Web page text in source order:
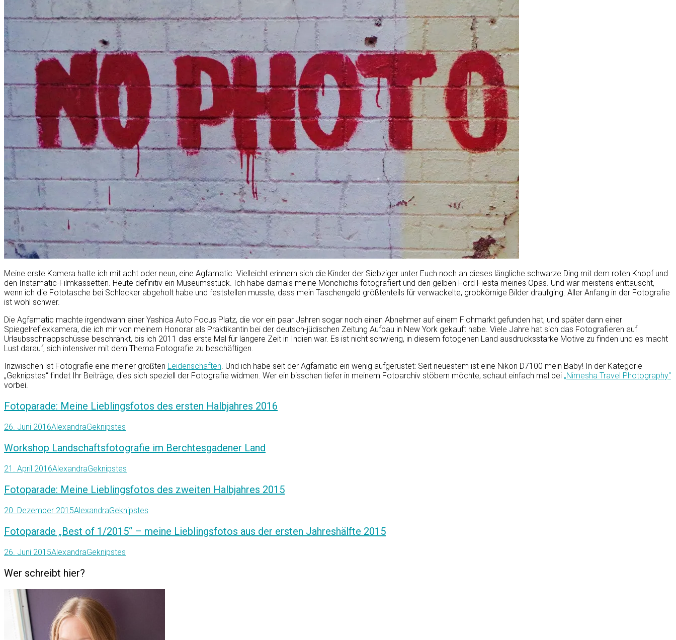
Meine erste Kamera hatte ich mit acht oder neun, eine Agfamatic. Vielleicht erinnern sich die Kinder der Siebziger unter Euch noch an dieses längliche schwarze Ding mit dem roten Knopf und
den Instamatic-Filmkassetten. Heute definitiv ein Museumsstück. Ich habe damals meine Monchichis fotografiert und den gelben Ford Fiesta meines Opas. Und war meistens enttäuscht,
wenn ich die Fototasche bei Schlecker abgeholt habe und feststellen musste, dass mein Taschengeld größtenteils für verwackelte, grobkörnige Bilder draufging. Aller Anfang in der Fotografie
ist wohl schwer.
Die Agfamatic machte irgendwann einer Yashica Auto Focus Platz, die vor ein paar Jahren sogar noch einen Abnehmer auf einem Flohmarkt gefunden hat, und später dann einer
Spiegelreflexkamera, die ich mir von meinem Honorar als Praktikantin bei der deutsch-jüdischen Zeitung Aufbau in New York gekauft habe. Viele Jahre hat sich das Fotografieren auf
Urlaubsschnappschüsse beschränkt, bis ich 2011 das erste Mal für längere Zeit in Indien war. Es ist nicht schwierig, in diesem fotogenen Land ausdrucksstarke Motive zu finden und es macht
Lust darauf, sich intensiver mit dem Thema Fotografie zu beschäftigen.
Inzwischen ist Fotografie eine meiner größten Leidenschaften. Und ich habe seit der Agfamatic ein wenig aufgerüstet: Seit neuestem ist eine Nikon D7100 mein Baby! In der Kategorie
„Geknipstes“ findet Ihr Beiträge, dies sich speziell der Fotografie widmen. Wer ein bisschen tiefer in meinem Fotoarchiv stöbern möchte, schaut einfach mal bei „Nimesha Travel Photography“
vorbei.
Fotoparade: Meine Lieblingsfotos des ersten Halbjahres 2016
26. Juni 2016AlexandraGeknipstes
Workshop Landschaftsfotografie im Berchtesgadener Land
21. April 2016AlexandraGeknipstes
Fotoparade: Meine Lieblingsfotos des zweiten Halbjahres 2015
20. Dezember 2015AlexandraGeknipstes
Fotoparade „Best of 1/2015“ – meine Lieblingsfotos aus der ersten Jahreshälfte 2015
26. Juni 2015AlexandraGeknipstes
Wer schreibt hier?